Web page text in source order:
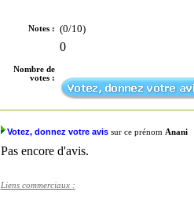
Notes : (0/10)
Nombre de
votes :
0
Votez, donnez votre avissur ce prénom Anani
Pas encore d'avis.
Liens commerciaux :